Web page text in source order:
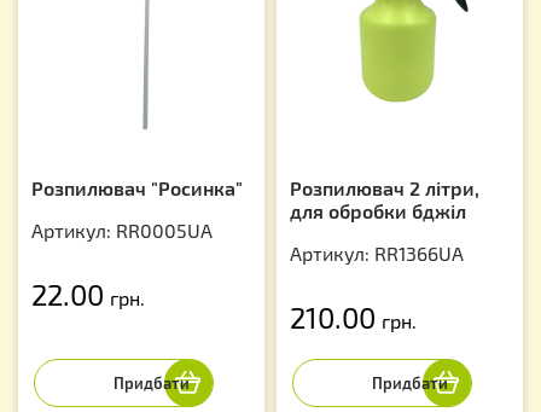
Розпилювач "Росинка"
Артикул: RR0005UA
22.00 грн.
Розпилювач 2 літри,
для обробки бджіл
Артикул: RR1366UA
210.00 грн.